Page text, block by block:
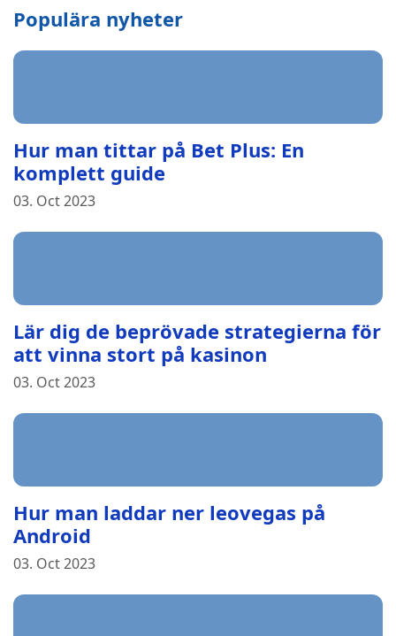
Populära nyheter
Hur man tittar på Bet Plus: En
komplett guide
03. Oct 2023
Lär dig de beprövade strategierna för
att vinna stort på kasinon
03. Oct 2023
Hur man laddar ner leovegas på
Android
03. Oct 2023